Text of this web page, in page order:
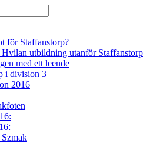
för Staffanstorp?
utbildning utanför Staffanstorp
med ett leende
i division 3
2016